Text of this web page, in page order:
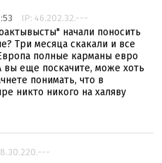
IP: 46.202.32.---
начали поносить
Три месяца скакали и все
полные карманы евро
вы еще поскачите, може хоть
понимать, что в
никто никого на халяву